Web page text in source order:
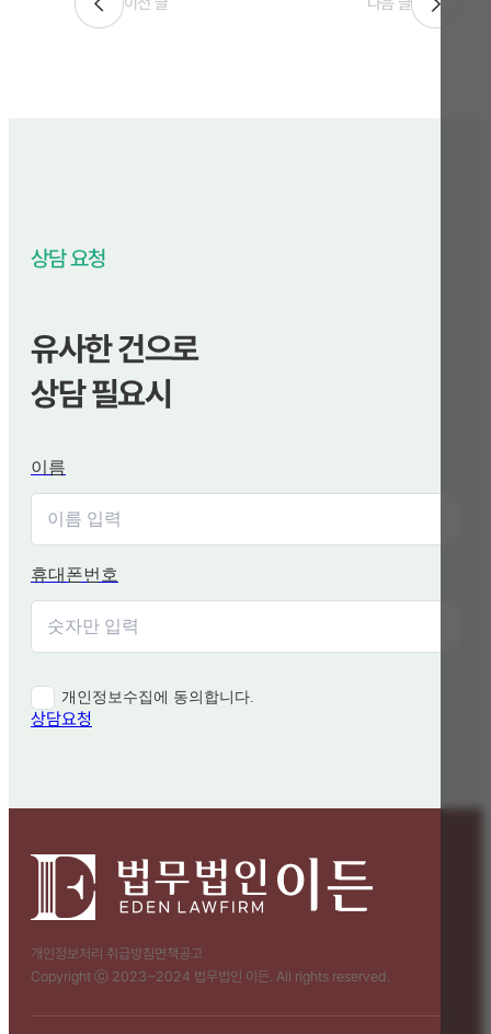
상담 요청
유사한 건으로
상담 필요시
이름
휴대폰번호
개인정보수집에 동의합니다.
상담요청
개인정보처리 취급방침 면책공고
Copyright ⓒ 2023~2024 법무법인 이든. All rights reserved.